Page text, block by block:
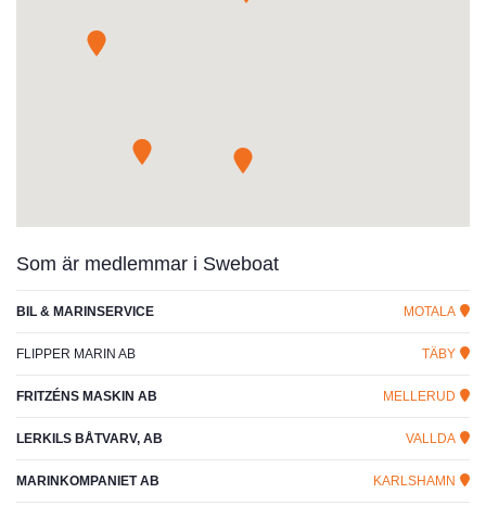
Som är medlemmar i Sweboat
BIL & MARINSERVICE MOTALA
FLIPPER MARIN AB TÄBY
FRITZÉNS MASKIN AB MELLERUD
LERKILS BÅTVARV, AB VALLDA
MARINKOMPANIET AB KARLSHAMN